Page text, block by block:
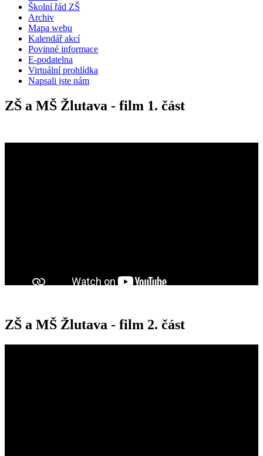
Školní řád ZŠ
Archiv
Mapa webu
Kalendář akcí
Povinné informace
E-podatelna
Virtuální prohlídka
Napsali jste nám
ZŠ a MŠ Žlutava - film 1. část
ZŠ a MŠ Žlutava - film 2. část